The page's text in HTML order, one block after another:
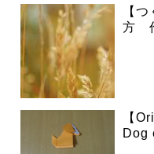
【
方
【
Dog